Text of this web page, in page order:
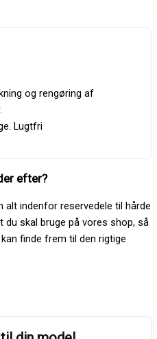
og rengøring af
Lugtfri
efter?
indenfor reservedele til hårde
du skal bruge på vores shop, så
finde frem til den rigtige